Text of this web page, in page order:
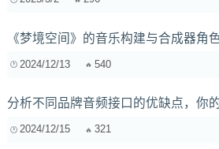
《梦境空间》的音乐构建与合成器角
2024/12/13 540
分析不同品牌音频接口的优缺点，你
2024/12/15 321